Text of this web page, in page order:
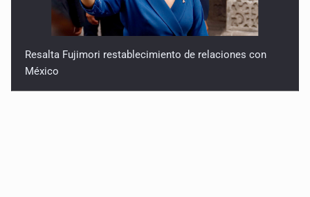
Resalta Fujimori restablecimiento de relaciones con
México